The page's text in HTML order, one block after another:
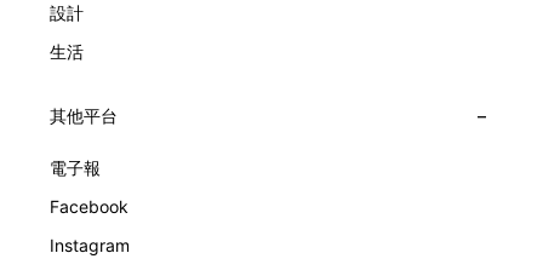
設計
生活
其他平台
電子報
Facebook
Instagram